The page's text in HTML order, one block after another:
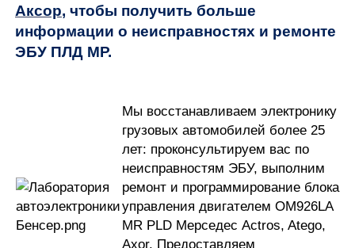
Аксор, чтобы получить больше
информации о неисправностях и ремонте
ЭБУ ПЛД МР.
Мы восстанавливаем электронику
грузовых автомобилей более 25
лет: проконсультируем вас по
неисправностям ЭБУ, выполним
ремонт и программирование блока
управления двигателем OM926LA
MR PLD Мерседес Actros, Atego,
Axor. Предоставляем